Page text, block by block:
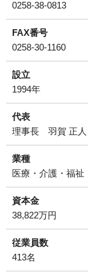
0258-38-0813
FAX番号
0258-30-1160
設立
1994年
代表
理事⻑ ⽻賀 正⼈
業種
医療・介護・福祉
資本金
38,822万円
従業員数
413名